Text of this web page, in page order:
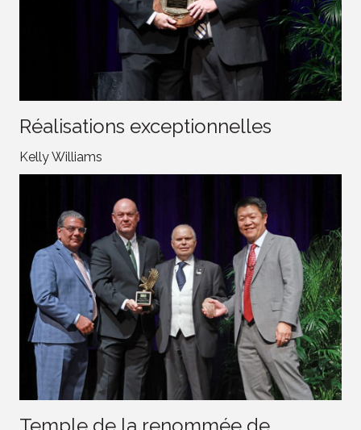
Réalisations exceptionnelles
Kelly Williams